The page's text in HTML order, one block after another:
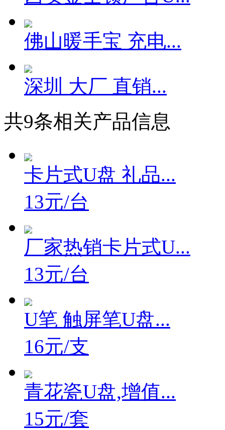
佛山暖手宝 充电...
深圳 大厂 直销...
共9条相关产品信息
卡片式U盘 礼品...
13元/台
厂家热销卡片式U...
13元/台
U笔 触屏笔U盘...
16元/支
青花瓷U盘,增值...
15元/套